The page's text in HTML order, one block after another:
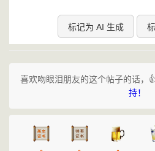
标记为 AI 生成
喜欢吻眼泪朋友的这个帖子的话，
持！